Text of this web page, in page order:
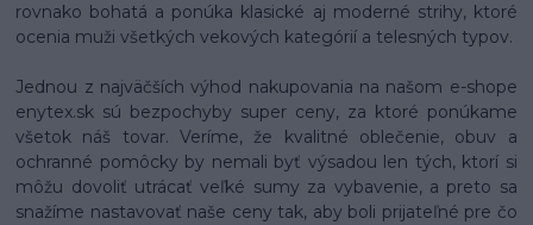
rovnako bohatá a ponúka klasické aj moderné strihy, ktoré
ocenia muži všetkých vekových kategórií a telesných typov.
Jednou z najväčších výhod nakupovania na našom e-shope
enytex.sk sú bezpochyby super ceny, za ktoré ponúkame
všetok náš tovar. Veríme, že kvalitné oblečenie, obuv a
ochranné pomôcky by nemali byť výsadou len tých, ktorí si
môžu dovoliť utrácať veľké sumy za vybavenie, a preto sa
snažíme nastavovať naše ceny tak, aby boli prijateľné pre čo